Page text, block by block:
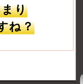
り
ね？